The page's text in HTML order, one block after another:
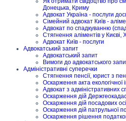
Донецька, Криму
Адвокат Україна - послуги
Сімейний адвокат Київ -
Адвокат по спадкуванню
Стягнення аліментів у Києві,
Адвокат Київ - послуги
Адвокатський запит
Адвокатський запит
Вимоги до адвокатського
Адміністративні суперечки
Стягнення пенсії, юрист з
Оскарження акта екологічної
Адвокат з адміністративних
Оскарження дій
Оскарження дій посадових
Оскарження дій патрульної
Оскарження рішення